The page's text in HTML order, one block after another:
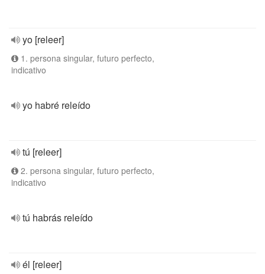
yo [releer]
1. persona singular, futuro perfecto,
indicativo
yo habré releído
tú [releer]
2. persona singular, futuro perfecto,
indicativo
tú habrás releído
él [releer]